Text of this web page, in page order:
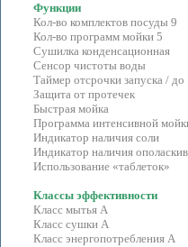
Функции
Кол-во комплектов посуды 9
Кол-во программ мойки 5
Сушилка конденсационная
Сенсор чистоты воды
Таймер отсрочки запуска / до
Защита от протечек
Быстрая мойка
Программа интенсивной
Индикатор наличия соли
Индикатор наличия
Использование «таблеток»
Классы эффективности
Класс мытья A
Класс сушки A
Класс энергопотребления A